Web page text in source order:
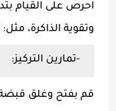
احرص على القيام
وتقوية الذاكرة،
-تمارين التركيز:
قم بفتح وغلق قبضة